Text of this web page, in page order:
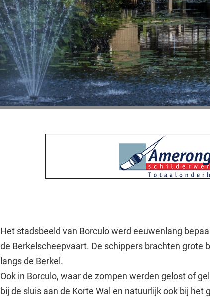
Het stadsbeeld van Borculo werd eeuwenlang
de Berkelscheepvaart. De schippers brachten grote
langs de Berkel.
Ook in Borculo, waar de zompen werden gelost of
bij de sluis aan de Korte Wal en natuurlijk ook bij het